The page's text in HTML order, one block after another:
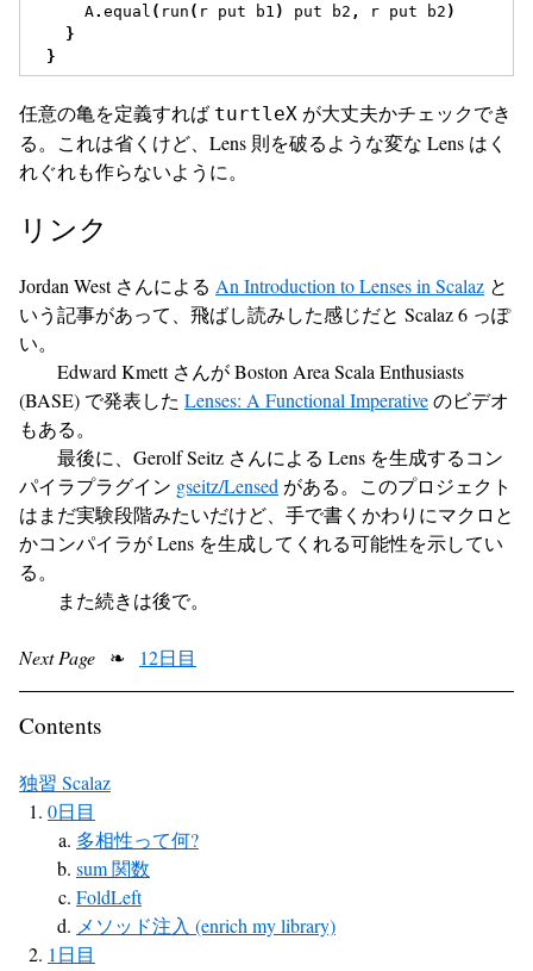
A.equal ( run ( r put b1 ) put b2 , r put b2 )
}
}
任意の亀を定義すれば turtleX が大丈夫かチェックでき
る。これは省くけど、Lens 則を破るような変な Lens はく
れぐれも作らないように。
リンク
Jordan West さんによる An Introduction to Lenses in Scalaz と
いう記事があって、飛ばし読みした感じだと Scalaz 6 っぽ
い。
Edward Kmett さんが Boston Area Scala Enthusiasts
(BASE) で発表した Lenses: A Functional Imperativeのビデオ
もある。
最後に、Gerolf Seitz さんによる Lens を生成するコン
パイラプラグイン gseitz/Lensed がある。このプロジェクト
はまだ実験段階みたいだけど、手で書くかわりにマクロと
かコンパイラが Lens を生成してくれる可能性を示してい
る。
また続きは後で。
Next Page ❧ 12日目
Contents
独習 Scalaz
0日目
多相性って何?
sum 関数
FoldLeft
メソッド注入 (enrich my library)
1日目